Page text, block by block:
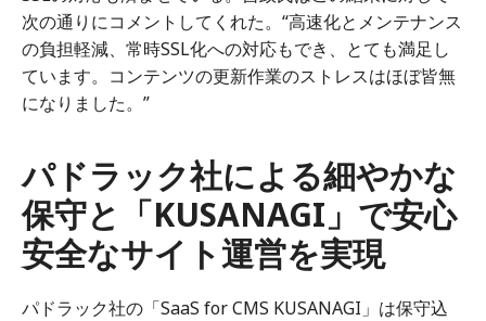
次の通りにコメントしてくれた。“高速化とメンテナンス
の負担軽減、常時SSL化への対応もでき、とても満足し
ています。コンテンツの更新作業のストレスはほぼ皆無
になりました。”
パドラック社による細やかな
保守と「KUSANAGI」で安心
安全なサイト運営を実現
パドラック社の「SaaS for CMS KUSANAGI」は保守込